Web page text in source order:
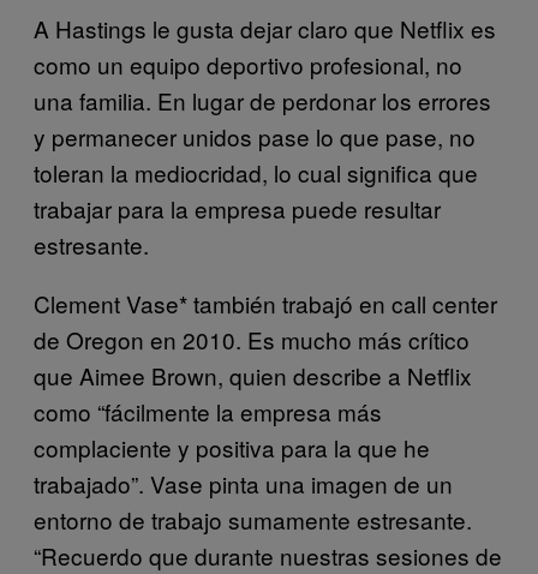
A Hastings le gusta dejar claro que Netflix es
como un equipo deportivo profesional, no
una familia. En lugar de perdonar los errores
y permanecer unidos pase lo que pase, no
toleran la mediocridad, lo cual significa que
trabajar para la empresa puede resultar
estresante.
Clement Vase* también trabajó en call center
de Oregon en 2010. Es mucho más crítico
que Aimee Brown, quien describe a Netflix
como “fácilmente la empresa más
complaciente y positiva para la que he
trabajado”. Vase pinta una imagen de un
entorno de trabajo sumamente estresante.
“Recuerdo que durante nuestras sesiones de